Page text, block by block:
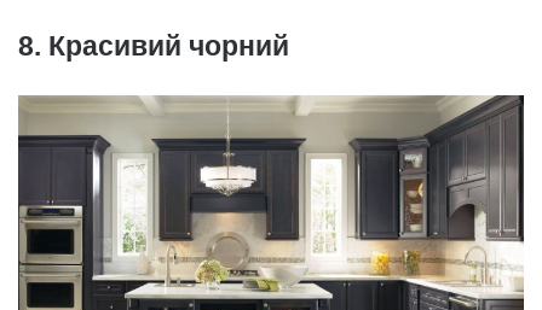
8. Красивий чорний